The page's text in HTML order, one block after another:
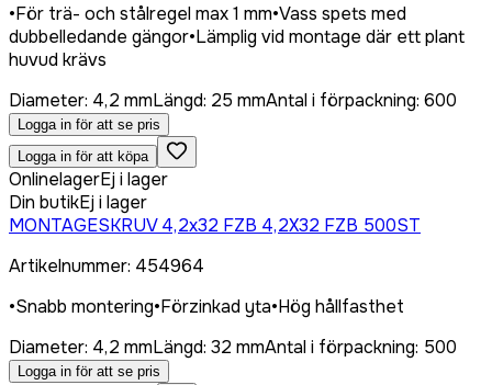
•För trä- och stålregel max 1 mm•Vass spets med
dubbelledande gängor•Lämplig vid montage där ett plant
huvud krävs
Diameter: 4,2 mmLängd: 25 mmAntal i förpackning: 600
Logga in för att se pris
Logga in för att köpa
OnlinelagerEj i lager
Din butikEj i lager
MONTAGESKRUV 4,2x32 FZB 4,2X32 FZB 500ST
Artikelnummer: 454964
•Snabb montering•Förzinkad yta•Hög hållfasthet
Diameter: 4,2 mmLängd: 32 mmAntal i förpackning: 500
Logga in för att se pris